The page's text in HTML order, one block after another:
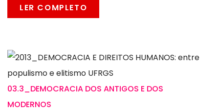
LER COMPLETO
03.3_DEMOCRACIA DOS ANTIGOS E DOS
MODERNOS